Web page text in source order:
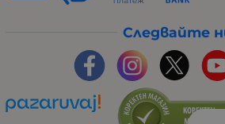
Следвайте